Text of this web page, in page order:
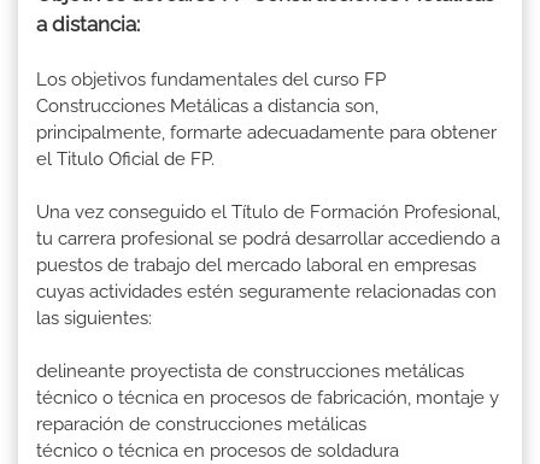
a distancia:
Los objetivos fundamentales del curso FP
Construcciones Metálicas a distancia son,
principalmente, formarte adecuadamente para obtener
el Titulo Oficial de FP.
Una vez conseguido el Título de Formación Profesional,
tu carrera profesional se podrá desarrollar accediendo a
puestos de trabajo del mercado laboral en empresas
cuyas actividades estén seguramente relacionadas con
las siguientes:
delineante proyectista de construcciones metálicas
técnico o técnica en procesos de fabricación, montaje y
reparación de construcciones metálicas
técnico o técnica en procesos de soldadura